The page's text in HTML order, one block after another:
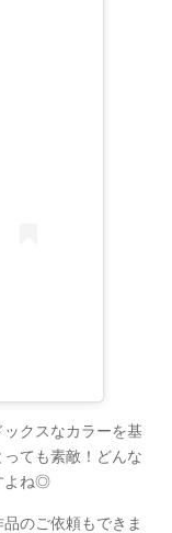
クスなカラーを基
ても素敵！どんな
よね◎
のご依頼もできま